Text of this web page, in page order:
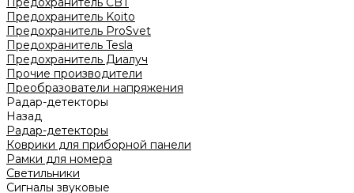
Предохранитель Koito
Предохранитель ProSvet
Предохранитель Tesla
Предохранитель Диалуч
Прочие производители
Преобразователи напряжения
Радар-детекторы
Назад
Радар-детекторы
Коврики для приборной панели
Рамки для номера
Светильники
Сигналы звуковые